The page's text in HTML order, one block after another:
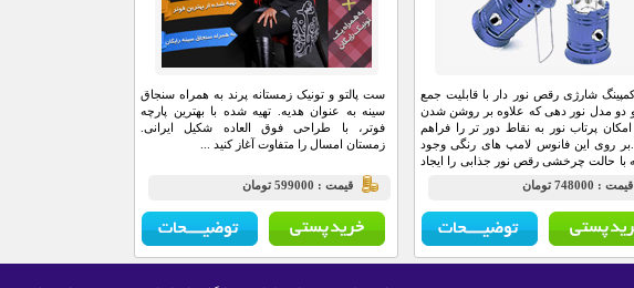
شارژی رقص نور دار با قابلیت جمع
دو مدل نور دهی که علاوه بر روشن شدن
پرتاب نور به نقاط دور تر را فراهم
.بر روی این فانوس لامپ های رنگی وجود
با حالت چرخشی رقص نور جذابی را ایجاد
.مناسب برای زمان تاریکی و برای مهمانی
تا از رقص نور آن استفاده کنید .
قيمت : 748000 تومان
ست پالتو و تونیک زمستانه پرند به همراه سنجاق
سینه به عنوان هدیه. تهیه شده با بهترین پارچه
فوتر، با طراحی فوق العاده شکیل ایرانی.
زمستان امسال را متفاوت آغاز کنید ...
قيمت : 599000 تومان